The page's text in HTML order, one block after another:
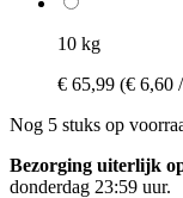
10 kg
€ 65,99 (€ 6,60
Nog 5 stuks op
Bezorging uiterlijk
donderdag 23:59 uur.